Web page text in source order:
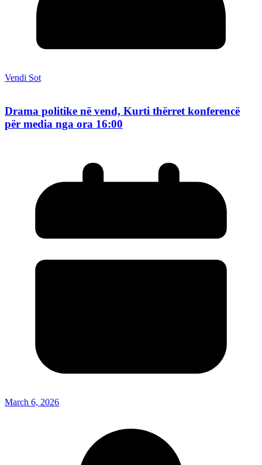
Vendi Sot
Drama politike në vend, Kurti thërret konferencë
për media nga ora 16:00
March 6, 2026